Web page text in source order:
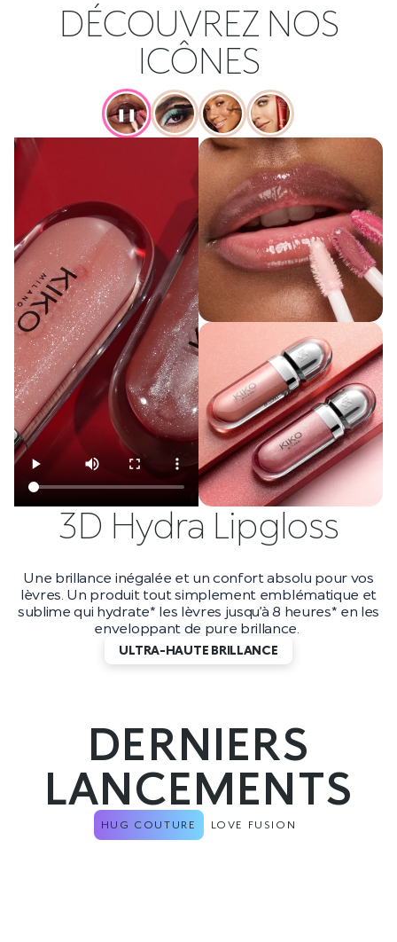
DÉCOUVREZ NOS
ICÔNES
❚❚
3D Hydra Lipgloss
Une brillance inégalée et un confort absolu pour vos
lèvres. Un produit tout simplement emblématique et
sublime qui hydrate* les lèvres jusqu’à 8 heures* en les
enveloppant de pure brillance.
ULTRA-HAUTE BRILLANCE
DERNIERS
LANCEMENTS
HUG COUTURE LOVE FUSION